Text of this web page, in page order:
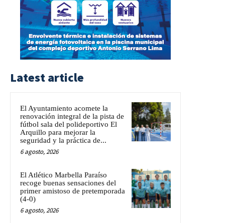
Latest article
El Ayuntamiento acomete la
renovación integral de la pista de
fútbol sala del polideportivo El
Arquillo para mejorar la
seguridad y la práctica de...
6 agosto, 2026
El Atlético Marbella Paraíso
recoge buenas sensaciones del
primer amistoso de pretemporada
(4-0)
6 agosto, 2026